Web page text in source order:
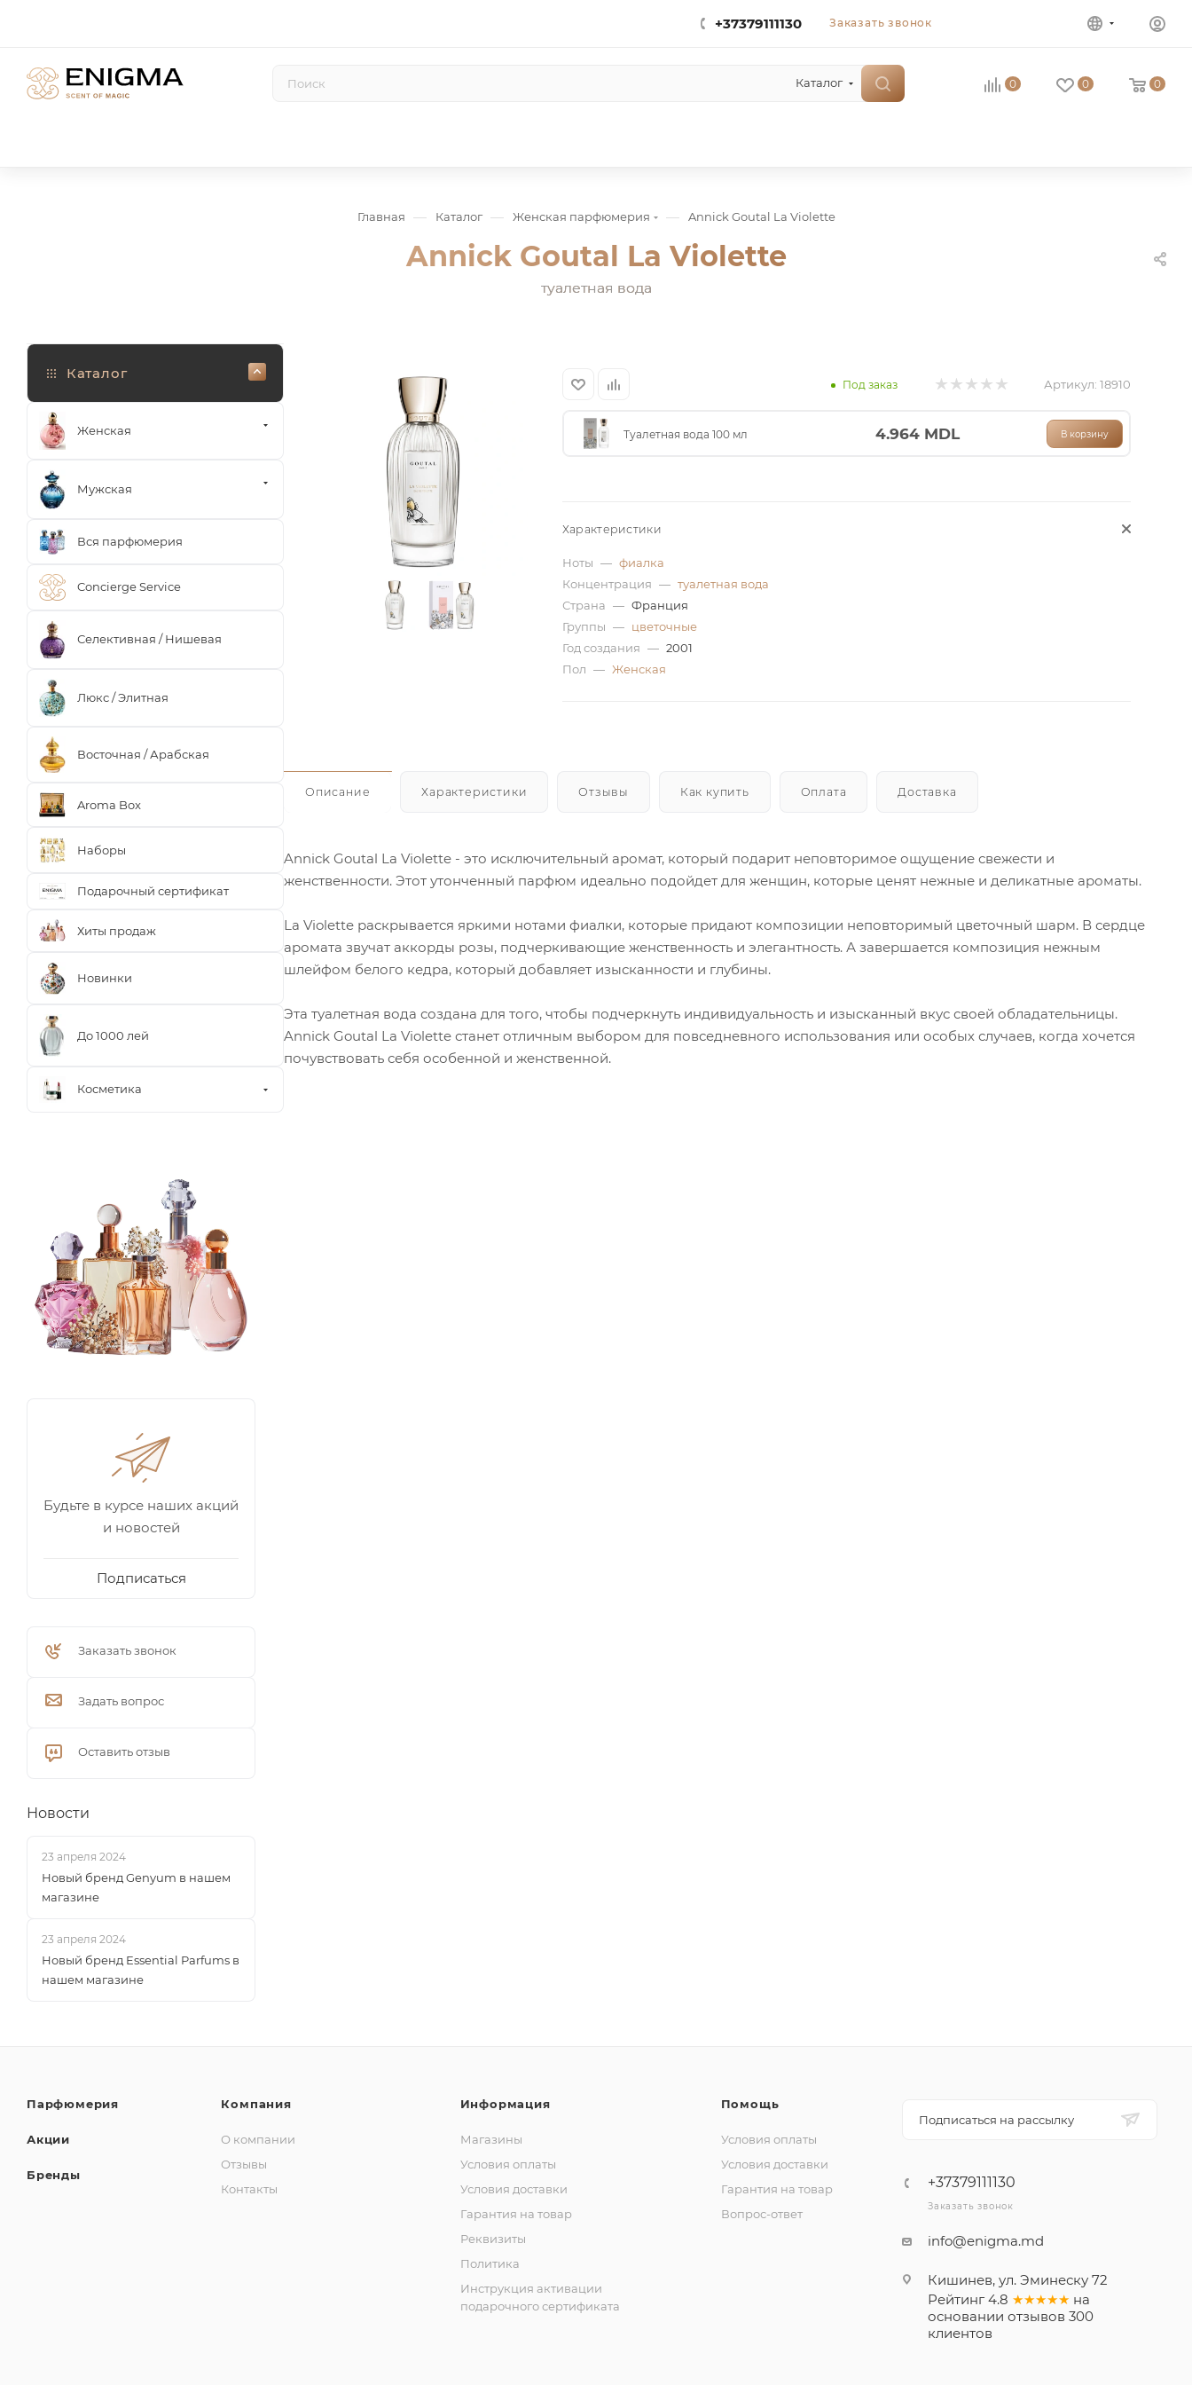
+37379111130 Заказать звонок
Каталог 0 0 0
Главная — Каталог — Женская парфюмерия — Annick Goutal La Violette
Annick Goutal La Violette
туалетная вода
Под заказ Артикул: 18910
Туалетная вода 100 мл 4.964 MDL В корзину
Характеристики
Ноты — фиалка
Концентрация — туалетная вода
Страна — Франция
Группы — цветочные
Год создания — 2001
Пол — Женская
Описание Характеристики Отзывы Как купить Оплата Доставка
Annick Goutal La Violette - это исключительный аромат, который подарит неповторимое ощущение свежести и
женственности. Этот утонченный парфюм идеально подойдет для женщин, которые ценят нежные и деликатные ароматы.
La Violette раскрывается яркими нотами фиалки, которые придают композиции неповторимый цветочный шарм. В сердце
аромата звучат аккорды розы, подчеркивающие женственность и элегантность. А завершается композиция нежным
шлейфом белого кедра, который добавляет изысканности и глубины.
Эта туалетная вода создана для того, чтобы подчеркнуть индивидуальность и изысканный вкус своей обладательницы.
Annick Goutal La Violette станет отличным выбором для повседневного использования или особых случаев, когда хочется
почувствовать себя особенной и женственной.
Каталог
Женская
Мужская
Вся парфюмерия
Concierge Service
Селективная / Нишевая
Люкс / Элитная
Восточная / Арабская
Aroma Box
Наборы
Подарочный сертификат
Хиты продаж
Новинки
До 1000 лей
Косметика
Будьте в курсе наших акций
и новостей
Подписаться
Заказать звонок
Задать вопрос
Оставить отзыв
Новости
23 апреля 2024
Новый бренд Genyum в нашем
магазине
23 апреля 2024
Новый бренд Essential Parfums в
нашем магазине
Парфюмерия
Акции
Бренды
Компания
О компании
Отзывы
Контакты
Информация
Магазины
Условия оплаты
Условия доставки
Гарантия на товар
Реквизиты
Политика
Инструкция активации
подарочного сертификата
Помощь
Условия оплаты
Условия доставки
Гарантия на товар
Вопрос-ответ
Подписаться на рассылку
+37379111130
Заказать звонок
info@enigma.md
Кишинев, ул. Эминеску 72
Рейтинг 4.8 ★★★★★ на
основании отзывов 300
клиентов